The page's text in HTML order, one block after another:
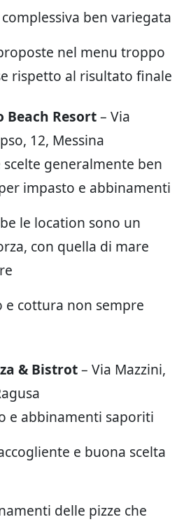
ben variegata
nel menu troppo
rispetto al risultato finale
Beach Resort– Via
12, Messina
scelte generalmente ben
impasto e abbinamenti
le location sono un
con quella di mare
e cottura non sempre
& Bistrot– Via Mazzini,
e abbinamenti saporiti
e buona scelta
delle pizze che